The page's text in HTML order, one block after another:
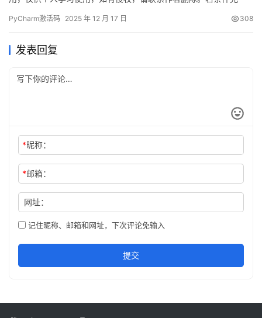
本破解成功的截图，如下图，可以看到已经成功破解到 2099 年
最新的Pycharm。 如果觉得破解麻烦…
PyCharm激活码 2025 年 12 月 17 日 308
发表回复
*昵称：
*邮箱：
网址：
记住昵称、邮箱和网址，下次评论免输入
提交